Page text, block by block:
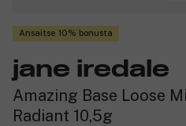
Ansaitse 10% bonusta
jane iredale
Amazing Base Loose
Radiant 10,5g